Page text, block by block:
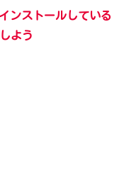
ンストールしている
しよう